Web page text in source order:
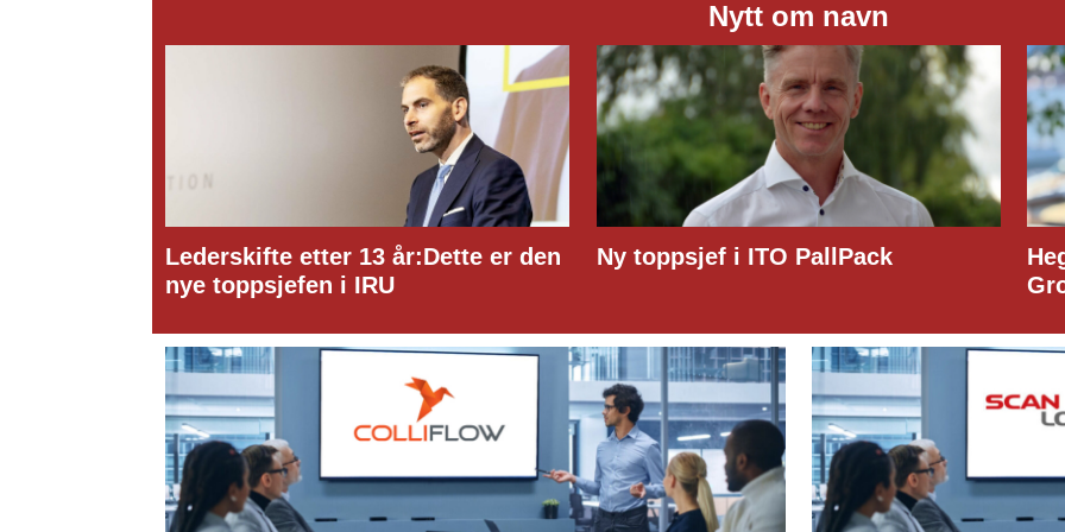
Nytt om navn
Lederskifte etter 13 år:Dette er den
nye toppsjefen i IRU
Ny toppsjef i ITO PallPack
Hege